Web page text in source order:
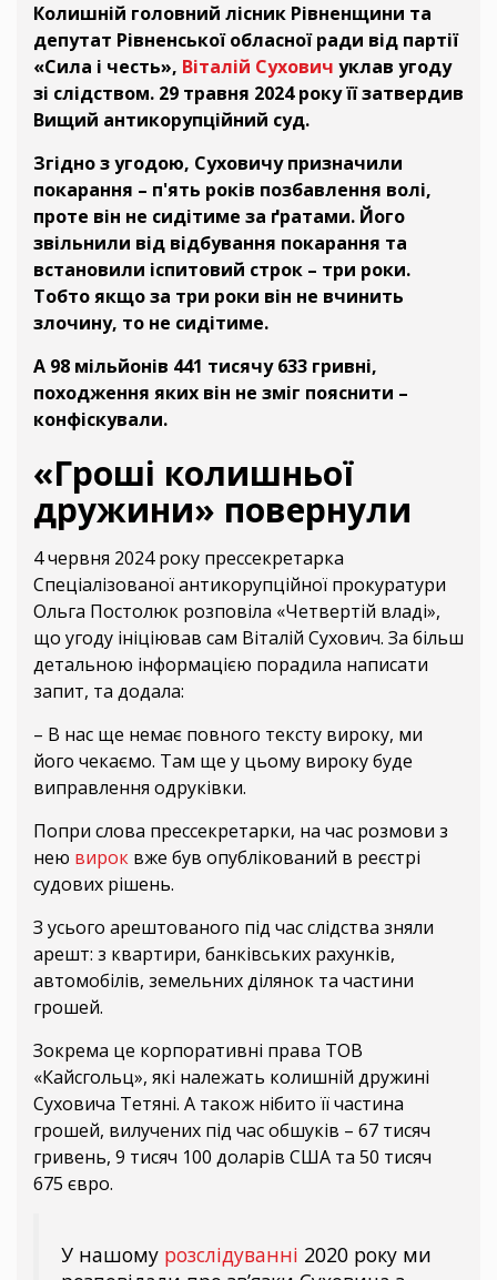
Колишній головний лісник Рівненщини та
депутат Рівненської обласної ради від партії
«Сила і честь», Віталій Сухович уклав угоду
зі слідством. 29 травня 2024 року її затвердив
Вищий антикорупційний суд.
Згідно з угодою, Суховичу призначили
покарання – п'ять років позбавлення волі,
проте він не сидітиме за ґратами. Його
звільнили від відбування покарання та
встановили іспитовий строк – три роки.
Тобто якщо за три роки він не вчинить
злочину, то не сидітиме.
А 98 мільйонів 441 тисячу 633 гривні,
походження яких він не зміг пояснити –
конфіскували.
«Гроші колишньої
дружини» повернули
4 червня 2024 року прессекретарка
Спеціалізованої антикорупційної прокуратури
Ольга Постолюк розповіла «Четвертій владі»,
що угоду ініціював сам Віталій Сухович. За більш
детальною інформацією порадила написати
запит, та додала:
– В нас ще немає повного тексту вироку, ми
його чекаємо. Там ще у цьому вироку буде
виправлення одруківки.
Попри слова прессекретарки, на час розмови з
нею вирок вже був опублікований в реєстрі
судових рішень.
З усього арештованого під час слідства зняли
арешт: з квартири, банківських рахунків,
автомобілів, земельних ділянок та частини
грошей.
Зокрема це корпоративні права ТОВ
«Кайсгольц», які належать колишній дружині
Суховича Тетяні. А також нібито її частина
грошей, вилучених під час обшуків – 67 тисяч
гривень, 9 тисяч 100 доларів США та 50 тисяч
675 євро.
У нашому розслідуванні 2020 року ми